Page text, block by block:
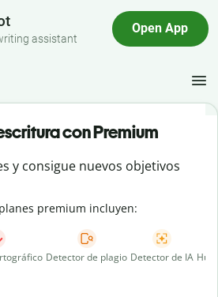
assistant
Open App
con Premium
y consigue nuevos objetivos
premium incluyen:
Detector de plagio Detector de IA